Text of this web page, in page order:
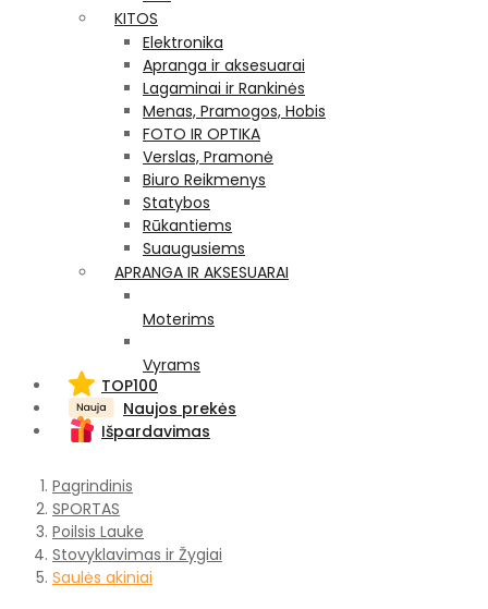
KITOS
Elektronika
Apranga ir aksesuarai
Lagaminai ir Rankinės
Menas, Pramogos, Hobis
FOTO IR OPTIKA
Verslas, Pramonė
Biuro Reikmenys
Statybos
Rūkantiems
Suaugusiems
APRANGA IR AKSESUARAI
Moterims
Vyrams
TOP100
Naujos prekės
Išpardavimas
Pagrindinis
SPORTAS
Poilsis Lauke
Stovyklavimas ir Žygiai
Saulės akiniai